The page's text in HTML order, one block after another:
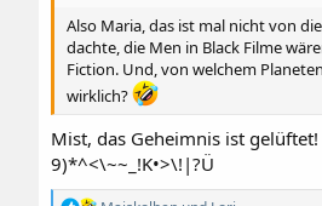
Also Maria, das ist mal nicht von
dachte, die Men in Black Filme
Fiction. Und, von welchem
wirklich?
Mist, das Geheimnis ist
9)*^<\~~_!K•>\!|?Ü